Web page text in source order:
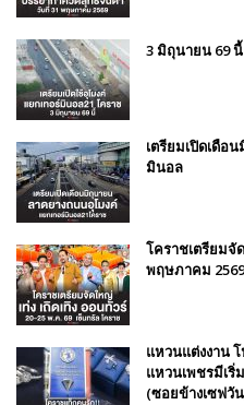
3 มิถุนายน 69
เตรียมเปิดเดือ
มินอล
โคราชเตรียมจั
พฤษภาคม
แหวนแต่งงาน
แหวนเพชรมีเ
(ซอยข้างเซฟวั